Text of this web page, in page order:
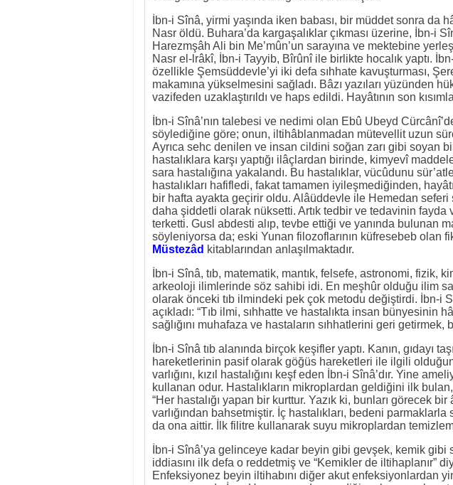
İbn-i Sînâ, yirmi yaşında iken babası, bir müddet sonra da
Nasr öldü. Buhara’da kargaşalıklar çıkması üzerine, İbn-i
Harezmşâh Ali bin Me’mûn’un sarayına ve mektebine
Nasr el-lrâkî, İbn-i Tayyib, Bîrûnî ile birlikte hocalık yaptı.
özellikle Şemsüddevle’yi iki defa sıhhate kavuşturması,
makamına yükselmesini sağladı. Bâzı yazıları yüzünden
vazifeden uzaklaştırıldı ve haps edildi. Hayâtının son
İbn-i Sînâ’nın talebesi ve nedimi olan Ebû Ubeyd
söylediğine göre; onun, iltihâblanmadan mütevellit uzun
Ayrıca sehc denilen ve insan cildini soğan zarı gibi soyan
hastalıklara karşı yaptığı ilâçlardan birinde, kimyevî
sara hastalığına yakalandı. Bu hastalıklar, vücûdunu
hastalıkları hafifledi, fakat tamamen iyileşmediğinden,
bir hafta ayakta geçirir oldu. Alâüddevle ile Hemedan seferi
daha şiddetli olarak nüksetti. Artık tedbir ve tedavinin
terketti. Gusl abdesti alıp, tevbe ettiği ve yanında bulunan
söyleniyorsa da; eski Yunan filozoflarının küfresebeb olan
Müstezâd kitablarından anlaşılmaktadır.
İbn-i Sînâ, tıb, matematik, mantık, felsefe, astronomi, fizik,
arkeoloji ilimlerinde söz sahibi idi. En meşhûr olduğu ilim
olarak önceki tıb ilmindeki pek çok metodu değiştirdi. İbn-i
açıkladı: “Tıb ilmi, sıhhatte ve hastalıkta insan bünyesinin
sağlığını muhafaza ve hastaların sıhhatlerini geri
İbn-i Sînâ tıb alanında birçok keşifler yaptı. Kanın, gıdayı
hareketlerinin pasif olarak göğüs hareketleri ile ilgili
varlığını, kızıl hastalığını keşf eden İbn-i Sînâ’dır. Yine
kullanan odur. Hastalıkların mikroplardan geldiğini ilk
“Her hastalığı yapan bir kurttur. Yazık ki, bunları görecek
varlığından bahsetmiştir. İç hastalıkları, bedeni
da ona aittir. İlk filitre kullanarak suyu mikroplardan
İbn-i Sînâ’ya gelinceye kadar beyin gibi gevşek, kemik gibi
iddiasını ilk defa o reddetmiş ve “Kemikler de iltihaplanır”
Enfeksiyonez beyin iltihabını diğer akut enfeksiyonlardan